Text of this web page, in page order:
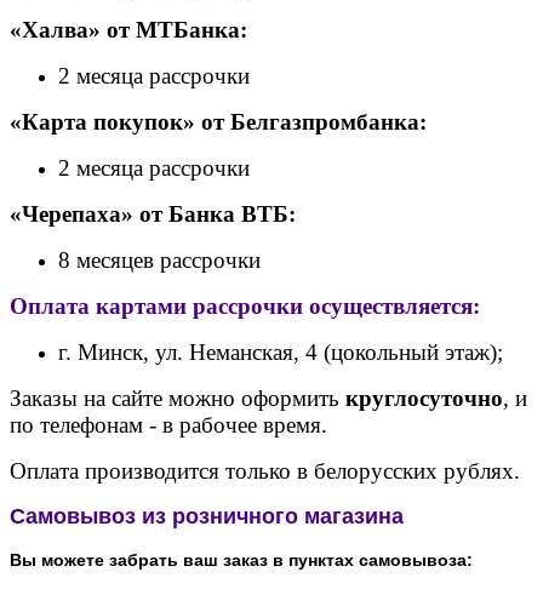
«Халва» от МТБанка:
2 месяца рассрочки
«Карта покупок» от Белгазпромбанка:
2 месяца рассрочки
«Черепаха» от Банка ВТБ:
8 месяцев рассрочки
Оплата картами рассрочки осуществляется:
г. Минск, ул. Неманская, 4 (цокольный этаж);
Заказы на сайте можно оформить круглосуточно, и
по телефонам - в рабочее время.
Оплата производится только в белорусских рублях.
Самовывоз из розничного магазина
Вы можете забрать ваш заказ в пунктах самовывоза: